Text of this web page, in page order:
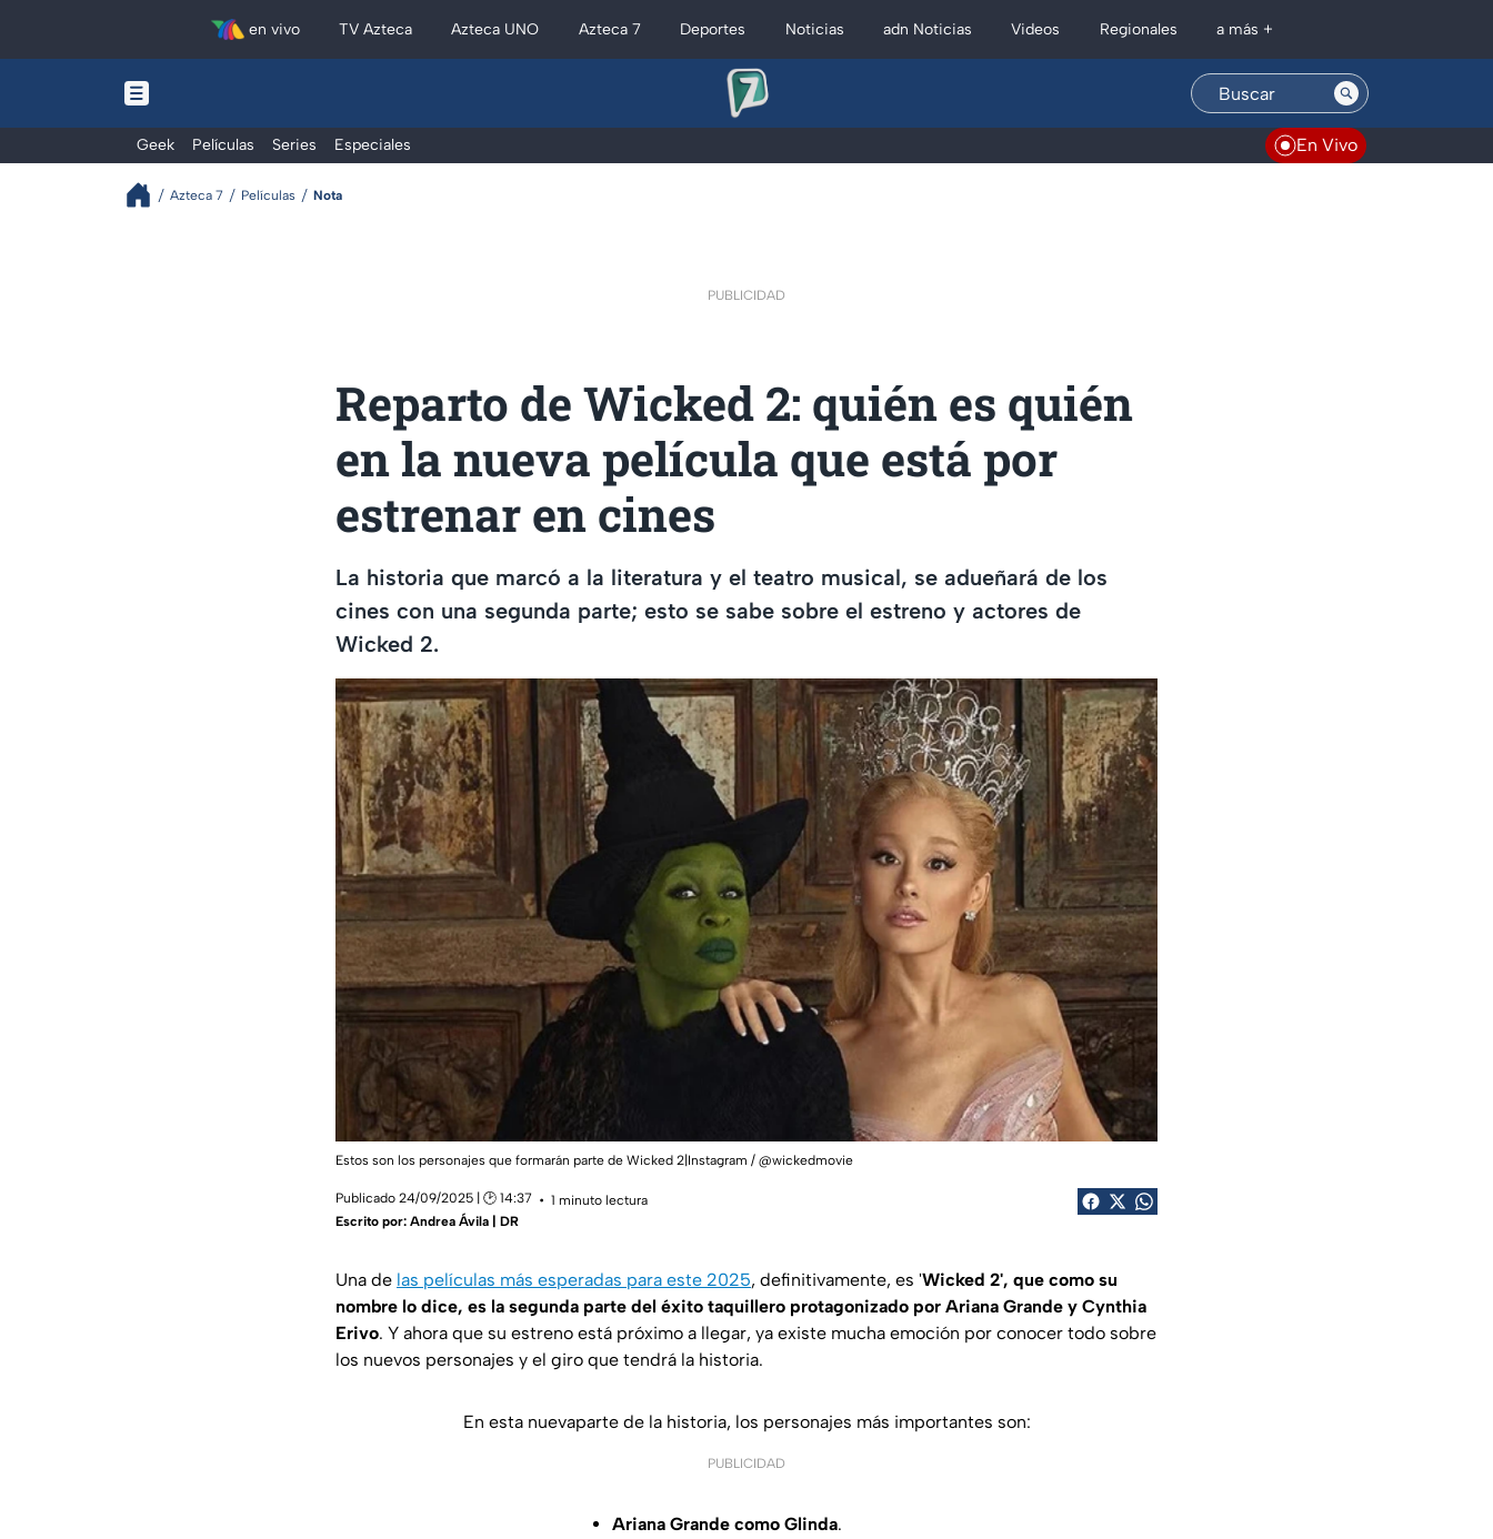
en vivo TV Azteca Azteca UNO Azteca 7 Deportes Noticias adn Noticias Videos Regionales a más +
Geek Películas Series Especiales En Vivo
Azteca 7 Películas Nota
PUBLICIDAD
Reparto de Wicked 2: quién es quién
en la nueva película que está por
estrenar en cines
La historia que marcó a la literatura y el teatro musical, se adueñará de los
cines con una segunda parte; esto se sabe sobre el estreno y actores de
Wicked 2.
Estos son los personajes que formarán parte de Wicked 2|Instagram / @wickedmovie
Publicado 24/09/2025 | 🕑 14:37
1 minuto lectura
Escrito por: Andrea Ávila | DR
Una de las películas más esperadas para este 2025, definitivamente, es 'Wicked 2', que como su
nombre lo dice, es la segunda parte del éxito taquillero protagonizado por Ariana Grande y Cynthia
Erivo. Y ahora que su estreno está próximo a llegar, ya existe mucha emoción por conocer todo sobre
los nuevos personajes y el giro que tendrá la historia.
En esta nuevaparte de la historia, los personajes más importantes son:
PUBLICIDAD
Ariana Grande como Glinda.